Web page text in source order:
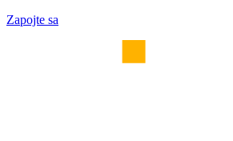
Zapojte sa